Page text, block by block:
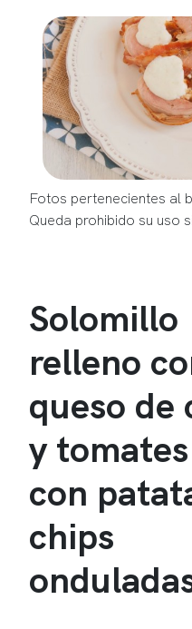
Fotos pertenecientes al
Queda prohibido su uso
Solomillo
relleno
queso de
y
con
chips